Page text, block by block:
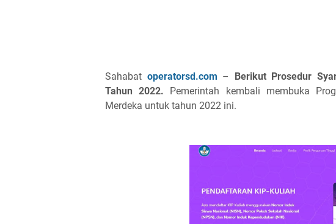
Sahabat operatorsd.com – Berikut Prosedur
Tahun 2022. Pemerintah kembali membuka
Merdeka untuk tahun 2022 ini.